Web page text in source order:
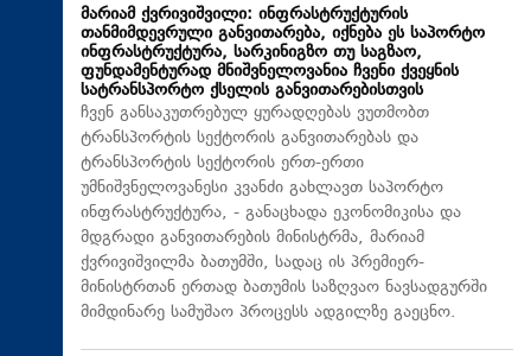
მარიამ ქვრივიშვილი: ინფრასტრუქტურის
თანმიმდევრული განვითარება, იქნება ეს საპორტო
ინფრასტრუქტურა, სარკინიგზო თუ საგზაო,
ფუნდამენტურად მნიშვნელოვანია ჩვენი ქვეყნის
სატრანსპორტო ქსელის განვითარებისთვის
ჩვენ განსაკუთრებულ ყურადღებას ვუთმობთ
ტრანსპორტის სექტორის განვითარებას და
ტრანსპორტის სექტორის ერთ-ერთი
უმნიშვნელოვანესი კვანძი გახლავთ საპორტო
ინფრასტრუქტურა, - განაცხადა ეკონომიკისა და
მდგრადი განვითარების მინისტრმა, მარიამ
ქვრივიშვილმა ბათუმში, სადაც ის პრემიერ-
მინისტრთან ერთად ბათუმის საზღვაო ნავსადგურში
მიმდინარე სამუშაო პროცესს ადგილზე გაეცნო.